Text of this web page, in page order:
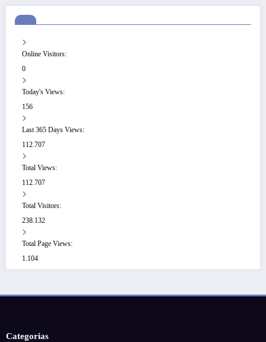
Online Visitors:
0
Today's Views:
156
Last 365 Days Views:
112.707
Total Views:
112.707
Total Visitors:
238.132
Total Page Views:
1.104
Categorias